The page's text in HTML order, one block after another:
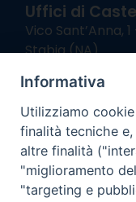
Uffici di
Vico Sant’Anna,
Stabia (NA)
Giorni ed Orari
Lunedì e
Uffici
Lunedì e
Informativa
Utilizziamo
finalità tecniche
altre finalità
"miglioramento
"targeting e